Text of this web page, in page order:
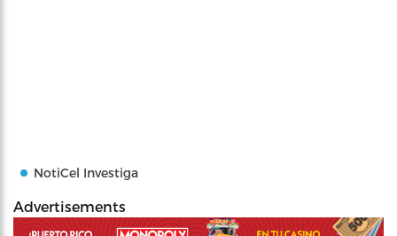
NotiCel Investiga
Advertisements